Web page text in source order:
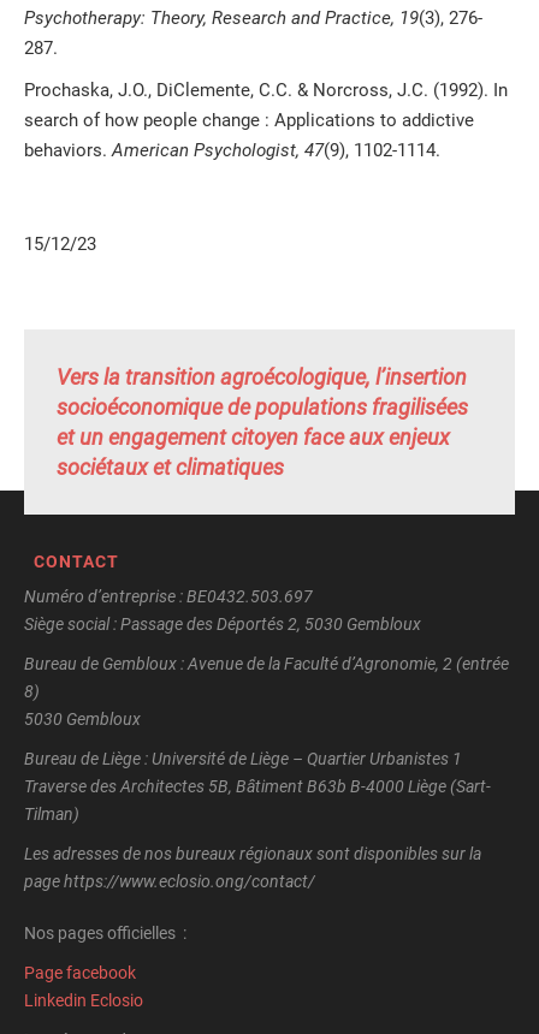
Psychotherapy: Theory, Research and Practice, 19(3), 276-
287.
Prochaska, J.O., DiClemente, C.C. & Norcross, J.C. (1992). In
search of how people change : Applications to addictive
behaviors.American Psychologist, 47(9), 1102-1114.
15/12/23
Vers la transition agroécologique, l’insertion
socioéconomique de populations fragilisées
et un engagement citoyen face aux enjeux
sociétaux et climatiques
CONTACT
Numéro d’entreprise : BE0432.503.697
Siège social : Passage des Déportés 2, 5030 Gembloux
Bureau de Gembloux : Avenue de la Faculté d’Agronomie, 2 (entrée
8)
5030 Gembloux
Bureau de Liège : Université de Liège – Quartier Urbanistes 1
Traverse des Architectes 5B, Bâtiment B63b B-4000 Liège (Sart-
Tilman)
Les adresses de nos bureaux régionaux sont disponibles sur la
page https://www.eclosio.ong/contact/
Nos pages officielles :
Page facebook
Linkedin Eclosio